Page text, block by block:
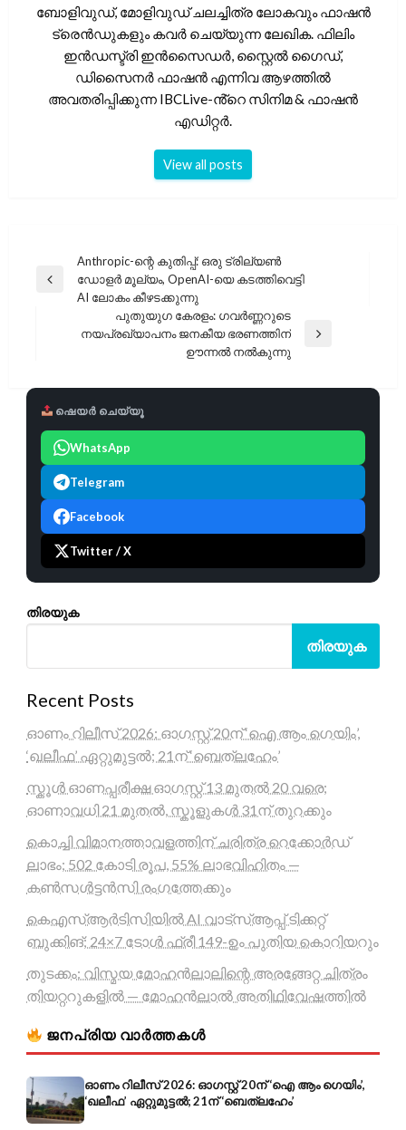
ബോളിവുഡ്, മോളിവുഡ് ചലച്ചിത്ര ലോകവും ഫാഷൻ
ട്രെൻഡുകളും കവർ ചെയ്യുന്ന ലേഖിക. ഫിലിം
ഇൻഡസ്ട്രി ഇൻസൈഡർ, സ്റ്റൈൽ ഗൈഡ്,
ഡിസൈനർ ഫാഷൻ എന്നിവ ആഴത്തിൽ
അവതരിപ്പിക്കുന്ന IBCLive-ൻ്റെ സിനിമ & ഫാഷൻ
എഡിറ്റർ.
View all posts
പോസ്റ്റുകളിലൂടെ
Previous
Anthropic-ന്റെ കുതിപ്പ്: ഒരു ട്രില്യൺ
ഡോളർ മൂല്യം, OpenAI-യെ കടത്തിവെട്ടി
AI ലോകം കീഴടക്കുന്നു
പുതുയുഗ കേരളം: ഗവർണ്ണറുടെ
നയപ്രഖ്യാപനം ജനകീയ ഭരണത്തിന്
ഊന്നൽ നൽകുന്നു
ഷെയർ ചെയ്യൂ
WhatsApp
Telegram
Facebook
Twitter / X
തിരയുക
തിരയുക
Recent Posts
ഓണം റിലീസ് 2026: ഓഗസ്റ്റ് 20ന് ‘ഐ ആം ഗെയിം’,
‘ഖലീഫ’ ഏറ്റുമുട്ടൽ; 21ന് ‘ബെത്‌ലഹേം’
സ്കൂൾ ഓണപ്പരീക്ഷ ഓഗസ്റ്റ് 13 മുതൽ 20 വരെ;
ഓണാവധി 21 മുതൽ, സ്കൂളുകൾ 31ന് തുറക്കും
കൊച്ചി വിമാനത്താവളത്തിന് ചരിത്ര റെക്കോർഡ്
ലാഭം; 502 കോടി രൂപ, 55% ലാഭവിഹിതം —
കൺസൾട്ടൻസി രംഗത്തേക്കും
കെഎസ്ആർടിസിയിൽ AI വാട്സ്ആപ്പ് ടിക്കറ്റ്
ബുക്കിങ്; 24×7 ടോൾ ഫ്രീ 149-ഉം പുതിയ കൊറിയറും
തുടക്കം: വിസ്മയ മോഹൻലാലിന്റെ അരങ്ങേറ്റ ചിത്രം
തിയറ്ററുകളിൽ — മോഹൻലാൽ അതിഥിവേഷത്തിൽ
ജനപ്രിയ വാർത്തകൾ
ഓണം റിലീസ് 2026: ഓഗസ്റ്റ് 20ന് ‘ഐ ആം ഗെയിം’,
‘ഖലീഫ’ ഏറ്റുമുട്ടൽ; 21ന് ‘ബെത്‌ലഹേം’